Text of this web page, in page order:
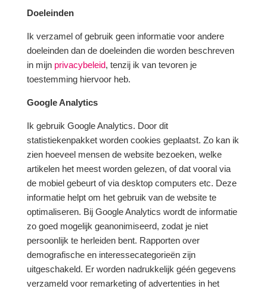
Doeleinden
Ik verzamel of gebruik geen informatie voor andere
doeleinden dan de doeleinden die worden beschreven
in mijnprivacybeleid, tenzij ik van tevoren je
toestemming hiervoor heb.
Google Analytics
Ik gebruik Google Analytics. Door dit
statistiekenpakket worden cookies geplaatst. Zo kan ik
zien hoeveel mensen de website bezoeken, welke
artikelen het meest worden gelezen, of dat vooral via
de mobiel gebeurt of via desktop computers etc. Deze
informatie helpt om het gebruik van de website te
optimaliseren. Bij Google Analytics wordt de informatie
zo goed mogelijk geanonimiseerd, zodat je niet
persoonlijk te herleiden bent. Rapporten over
demografische en interessecategorieën zijn
uitgeschakeld. Er worden nadrukkelijk géén gegevens
verzameld voor remarketing of advertenties in het